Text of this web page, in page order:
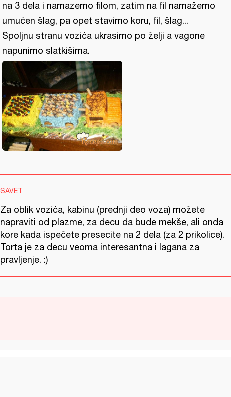
na 3 dela i namazemo filom, zatim na fil namažemo
umućen šlag, pa opet stavimo koru, fil, šlag...
Spoljnu stranu vozića ukrasimo po želji a vagone
napunimo slatkišima.
SAVET
Za oblik vozića, kabinu (prednji deo voza) možete
napraviti od plazme, za decu da bude mekše, ali onda
kore kada ispečete presecite na 2 dela (za 2 prikolice).
Torta je za decu veoma interesantna i lagana za
pravljenje. :)